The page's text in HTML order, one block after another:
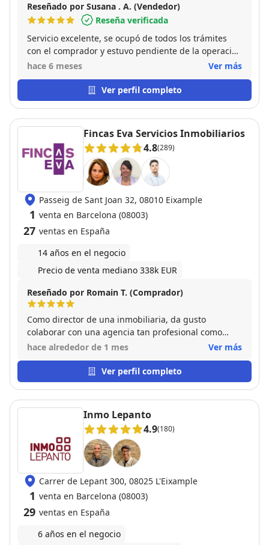
Reseñado por Susana . A. (Vendedor)
Reseña verificada
Servicio excelente, se ocupó de todos los trámites
con el comprador y estuvo pendiente de la operación
en todo momento hasta la finalización y firma de la
hace 6 meses Ver más
Ver perfil completo
Fincas Eva Servicios Inmobiliarios
4.8(289)
Passeig de Sant Joan 32, 08010 Eixample
1 venta en Barcelona (08003)
27 ventas en España
14 años en el negocio
Precio de venta mediano 338k EUR
Reseñado por Romain T. (Comprador)
Como director de una inmobiliaria, da gusto
colaborar con una agencia tan profesional como
Fincas Eva. He realizado una compraventa con Ana y
proceso ha ido de manera muy fluida y transparente.
Son unos agentes muy éticos y que conocen de
con ellos próximamente, gracias por todo!
hace alrededor de 1 mes Ver más
Ver perfil completo
Inmo Lepanto
4.9(180)
Carrer de Lepant 300, 08025 L'Eixample
1 venta en Barcelona (08003)
29 ventas en España
6 años en el negocio